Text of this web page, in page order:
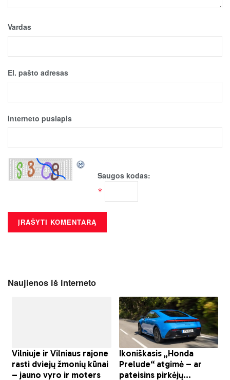
Vardas
El. pašto adresas
Interneto puslapis
Saugos kodas:
*
Naujienos iš interneto